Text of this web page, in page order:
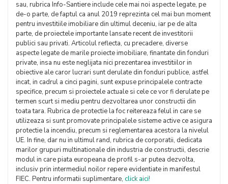
sau, rubrica Info-Santiere include cele mai noi aspecte legate, pe
de-o parte, de faptul ca anul 2019 reprezinta cel mai bun moment
pentru investitiile imobiliare din ultimul deceniu, iar pe de alta
parte, de proiectele importante lansate recent de investitorii
publici sau privati. Articolul reflecta, cu precadere, diverse
aspecte legate de marile proiecte imobiliare, finantate din fonduri
private, insa nu este neglijata nici prezentarea investitiilor in
obiective ale caror lucrari sunt derulate din fonduri publice, astfel
incat, in cadrul a cinci pagini, sunt expuse principalele contracte
specifice, precum si proiectele actuale si cele ce vor fi derulate pe
termen scurt si mediu pentru dezvoltarea unor constructii din
toata tara. Rubrica de protectie la foc reitereaza felul in care se
utilizeaza si sunt promovate principalele sisteme active ce asigura
protectie la incendiu, precum si reglementarea acestora la nivelul
UE. In fine, dar nu in ultimul rand, rubrica de corporatii, dedicata
marilor grupuri multinationale din industria de constructii, descrie
modul in care piata europeana de profil s-ar putea dezvolta,
inclusiv prin intermediul noilor repere evidentiate in manifestul
FIEC. Pentru informatii suplimentare, click aici!